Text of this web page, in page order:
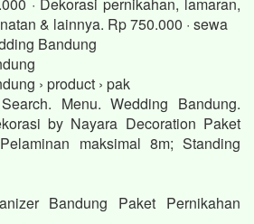
· Dekorasi pernikahan, lamaran,
& lainnya. Rp 750.000 · sewa
Bandung
› product › pak
Menu. Wedding Bandung.
by Nayara Decoration Paket
maksimal 8m; Standing
Bandung Paket Pernikahan